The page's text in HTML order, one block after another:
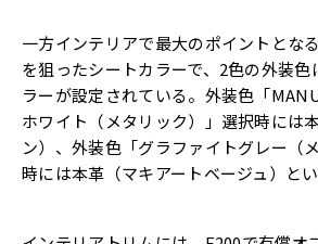
一方インテリアで最大のポイントとな
を狙ったシートカラーで、2色の外装色
ラーが設定されている。外装色「
ホワイト（メタリック）」選択時には
ン）、外装色「グラファイトグレー（
時には本革（マキアートベージュ）と